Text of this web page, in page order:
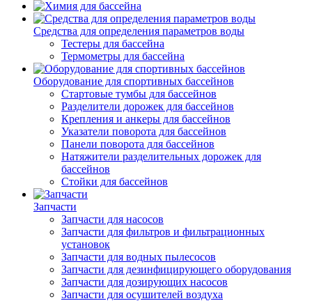
Средства для определения параметров воды
Тестеры для бассейна
Термометры для бассейна
Оборудование для спортивных бассейнов
Стартовые тумбы для бассейнов
Разделители дорожек для бассейнов
Крепления и анкеры для бассейнов
Указатели поворота для бассейнов
Панели поворота для бассейнов
Натяжители разделительных дорожек для
бассейнов
Стойки для бассейнов
Запчасти
Запчасти для насосов
Запчасти для фильтров и фильтрационных
установок
Запчасти для водных пылесосов
Запчасти для дезинфицирующего оборудования
Запчасти для дозирующих насосов
Запчасти для осушителей воздуха